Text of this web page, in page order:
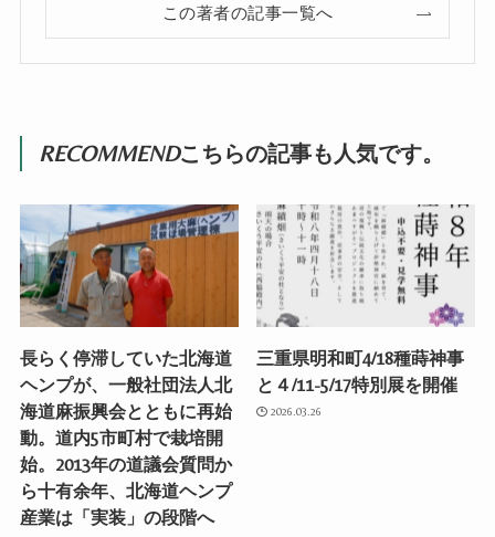
この著者の記事一覧へ
RECOMMENDこちらの記事も人気です。
長らく停滞していた北海道
ヘンプが、一般社団法人北
海道麻振興会とともに再始
動。道内5市町村で栽培開
始。2013年の道議会質問か
ら十有余年、北海道ヘンプ
産業は「実装」の段階へ
三重県明和町4/18種蒔神事
と４/11-5/17特別展を開催
2026.03.26